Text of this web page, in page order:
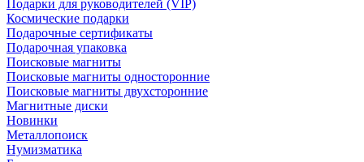
Подарки для руководителей (VIP)
Космические подарки
Подарочные сертификаты
Подарочная упаковка
Поисковые магниты
Поисковые магниты односторонние
Поисковые магниты двухсторонние
Магнитные диски
Новинки
Металлопоиск
Нумизматика